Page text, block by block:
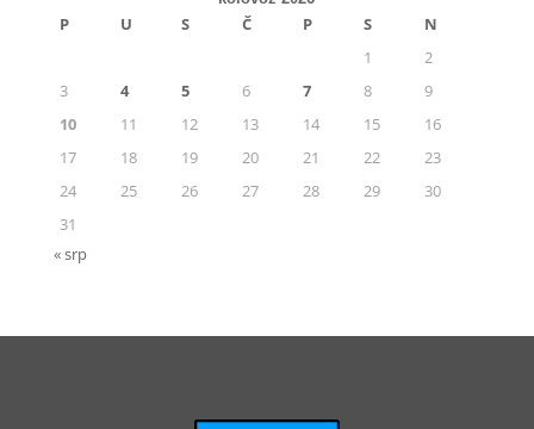
P U S Č P S
N
1
2
3
4 5 6 7 8
9
10
11 12 13 14 15
16
17
18 19 20 21 22
23
24
25 26 27 28 29
30
31
« srp